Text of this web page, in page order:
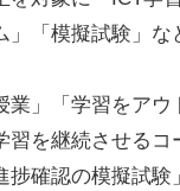
」「模擬試験」
」「学習をアウ
習を継続させる
確認の模擬試